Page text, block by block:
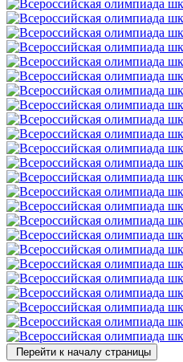
Перейти к началу страницы